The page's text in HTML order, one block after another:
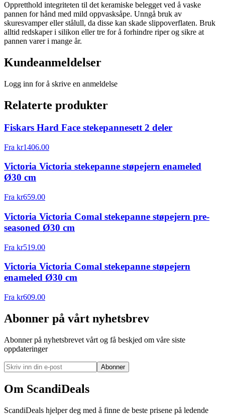
Oppretthold integriteten til det keramiske belegget ved å vaske
pannen for hånd med mild oppvasksåpe. Unngå bruk av
skuresvamper eller stålull, da disse kan skade slippoverflaten. Bruk
alltid redskaper i silikon eller tre for å forhindre riper og sikre at
pannen varer i mange år.
Kundeanmeldelser
Logg inn for å skrive en anmeldelse
Relaterte produkter
Fiskars Hard Face stekepannesett 2 deler
Fra kr1406.00
Victoria Victoria stekepanne støpejern enameled
Ø30 cm
Fra kr659.00
Victoria Victoria Comal stekepanne støpejern pre-
seasoned Ø30 cm
Fra kr519.00
Victoria Victoria Comal stekepanne støpejern
enameled Ø30 cm
Fra kr609.00
Abonner på vårt nyhetsbrev
Abonner på nyhetsbrevet vårt og få beskjed om våre siste
oppdateringer
Abonner
Om ScandiDeals
ScandiDeals hjelper deg med å finne de beste prisene på ledende